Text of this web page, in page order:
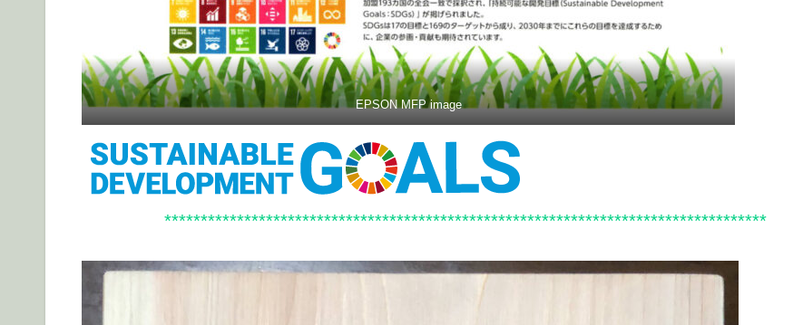
EPSON MFP image
***********************************************************************************